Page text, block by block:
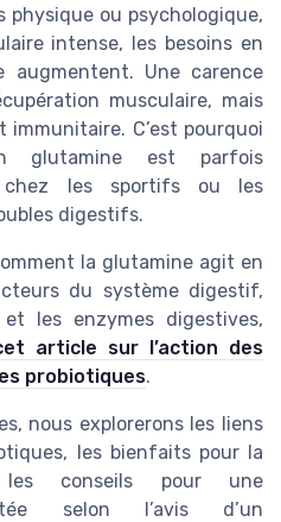
physique ou psychologique,
intense, les besoins en
augmentent. Une carence
musculaire, mais
C’est pourquoi
glutamine est parfois
chez les sportifs ou les
digestifs.
la glutamine agit en
du système digestif,
les enzymes digestives,
article sur l’action des
probiotiques.
nous explorerons les liens
les bienfaits pour la
conseils pour une
selon l’avis d’un